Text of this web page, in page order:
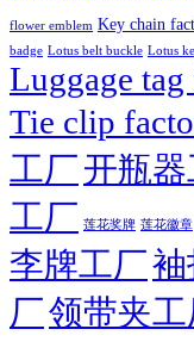
flower emblem Key chain
badge Lotus belt buckle Lotus
Luggage
Tie clip
工厂开瓶
工厂 莲花奖牌 莲花徽章
李牌工厂袖
厂领带夹工